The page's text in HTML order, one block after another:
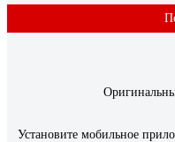
Илья Д.
Хорошие, прочные,
Установите мобильное